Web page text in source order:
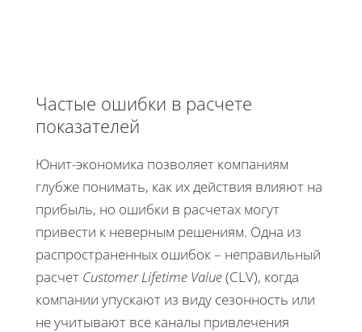
Частые ошибки в расчете
показателей
Юнит-экономика позволяет компаниям
глубже понимать, как их действия влияют на
прибыль, но ошибки в расчетах могут
привести к неверным решениям. Одна из
распространенных ошибок – неправильный
расчет Customer Lifetime Value(CLV), когда
компании упускают из виду сезонность или
не учитывают все каналы привлечения